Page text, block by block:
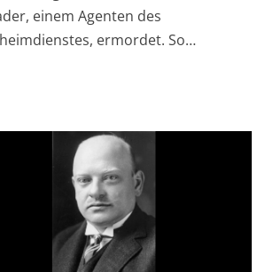
einem Agenten des
ermordet. So…